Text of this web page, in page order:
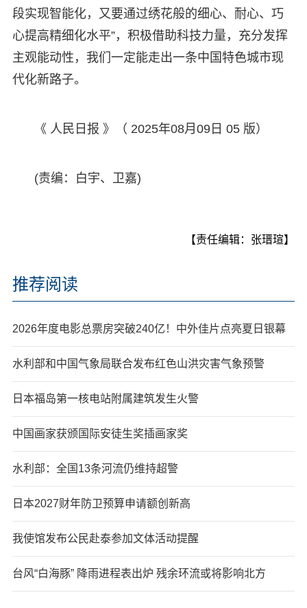
段实现智能化，又要通过绣花般的细心、耐心、巧
心提高精细化水平”，积极借助科技力量，充分发挥
主观能动性，我们一定能走出一条中国特色城市现
代化新路子。
《 人民日报 》（ 2025年08月09日 05 版）
(责编：白宇、卫嘉)
【责任编辑：张瑨瑄】
推荐阅读
2026年度电影总票房突破240亿！中外佳片点亮夏日银幕
水利部和中国气象局联合发布红色山洪灾害气象预警
日本福岛第一核电站附属建筑发生火警
中国画家获颁国际安徒生奖插画家奖
水利部：全国13条河流仍维持超警
日本2027财年防卫预算申请额创新高
我使馆发布公民赴泰参加文体活动提醒
台风“白海豚” 降雨进程表出炉 残余环流或将影响北方